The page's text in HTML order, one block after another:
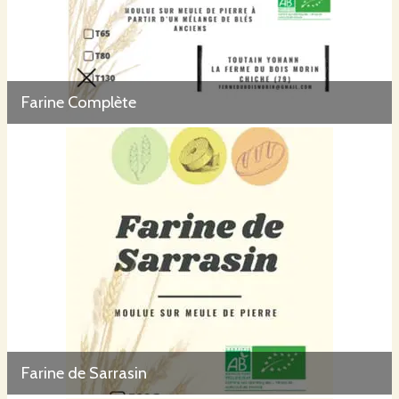
Farine Complète
Farine de Sarrasin